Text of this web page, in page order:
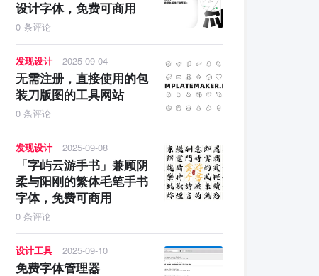
设计字体，免费可商用
0 条评论
发现设计 2025-09-04
无需注册，直接使用的包
装刀版图的工具网站
0 条评论
发现设计 2025-09-08
「字屿云游手书」兼顾阴
柔与阳刚的繁体毛笔手书
字体，免费可商用
0 条评论
设计工具 2025-09-10
免费字体管理器